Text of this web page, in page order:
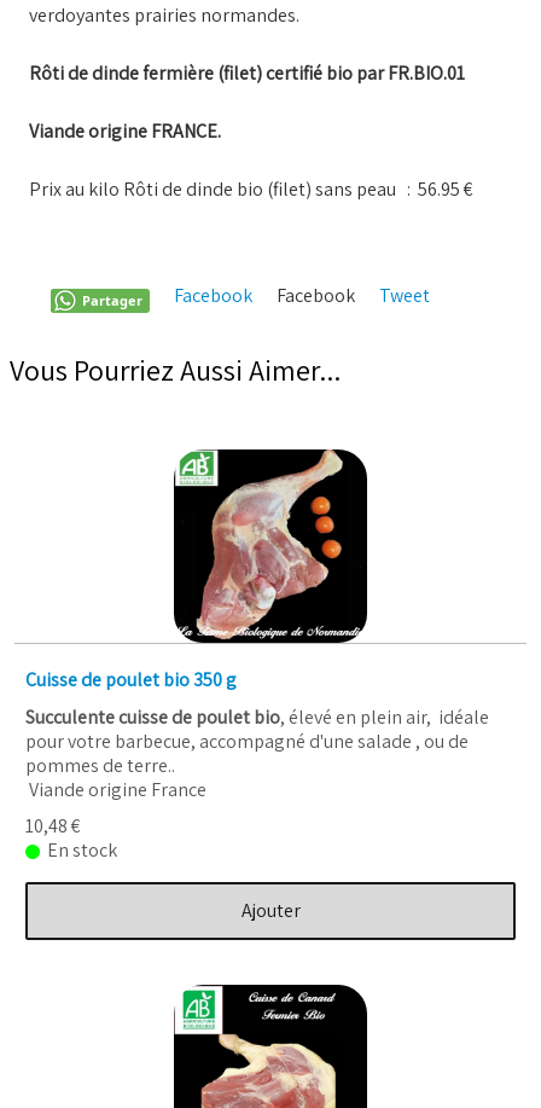
verdoyantes prairies normandes.
Rôti de dinde fermière (filet) certifié bio par FR.BIO.01
Viande origine FRANCE.
Prix au kilo Rôti de dinde bio (filet) sans peau : 56.95 €
Tweet
Facebook
Facebook
Partager
Vous Pourriez Aussi Aimer...
Cuisse de poulet bio 350 g
Succulente cuisse de poulet bio, élevé en plein air, idéale
pour votre barbecue, accompagné d'une salade , ou de
pommes de terre..
Viande origine France
10,48 €
En stock
Ajouter